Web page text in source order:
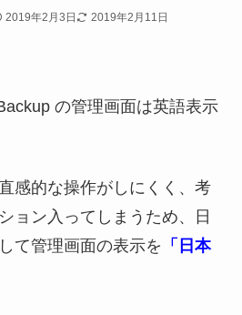
2019年2月3日 2019年2月11日
の管理画面は英語表示
感的な操作がしにくく、考
ョン入ってしまうため、日
て管理画面の表示を 「日本